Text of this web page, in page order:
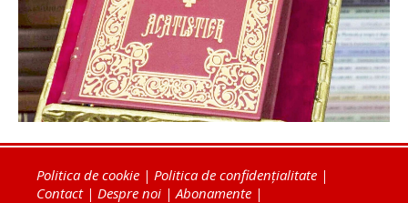
Politica de cookie | Politica de confidențialitate |
Contact| Despre noi | Abonamente |